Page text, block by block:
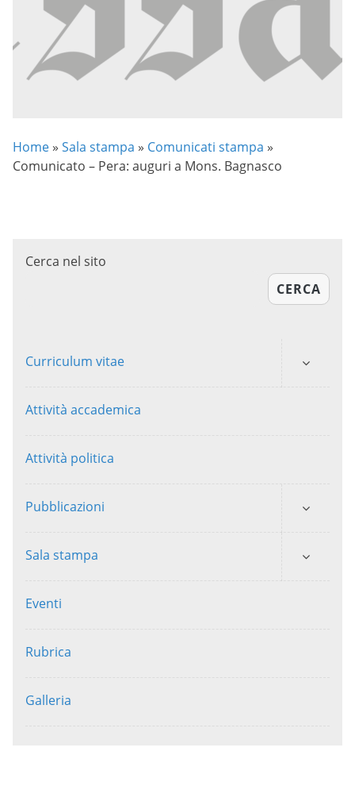
Home » Sala stampa » Comunicati stampa »
Comunicato – Pera: auguri a Mons. Bagnasco
Cerca nel sito
CERCA
Curriculum vitae
Attività accademica
Attività politica
Pubblicazioni
Sala stampa
Eventi
Rubrica
Galleria